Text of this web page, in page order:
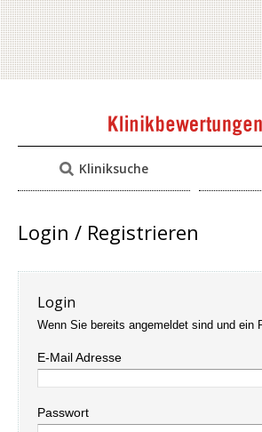
Kliniksuche
Login / Registrieren
Login
Wenn Sie bereits angemeldet sind und ein
E-Mail Adresse
Passwort